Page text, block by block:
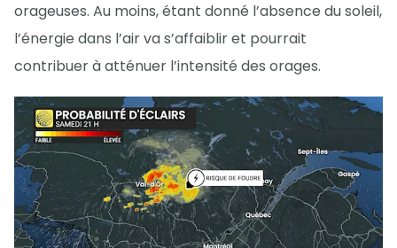
orageuses. Au moins, étant donné l’absence du soleil,
l’énergie dans l’air va s’affaiblir et pourrait
contribuer à atténuer l’intensité des orages.